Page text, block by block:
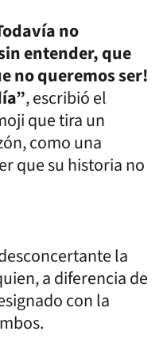
no
entender, que
no queremos ser!
, escribió el
que tira un
como una
que su historia no
la
a diferencia de
con la